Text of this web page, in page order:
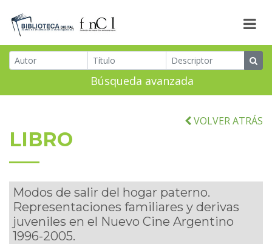
Búsqueda avanzada
VOLVER ATRÁS
LIBRO
Modos de salir del hogar paterno.
Representaciones familiares y derivas
juveniles en el Nuevo Cine Argentino
1996-2005.